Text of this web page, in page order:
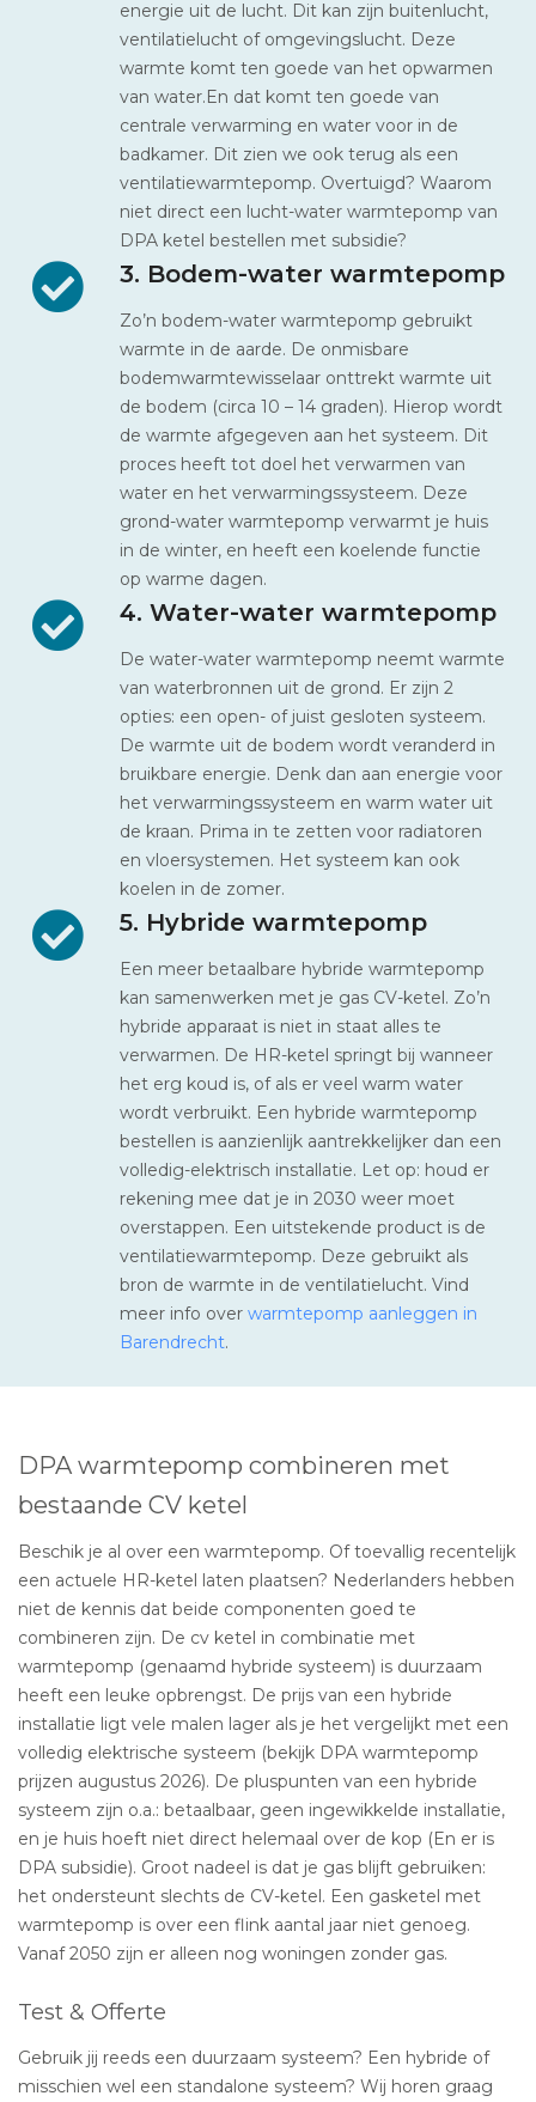
energie uit de lucht. Dit kan zijn buitenlucht,
ventilatielucht of omgevingslucht. Deze
warmte komt ten goede van het opwarmen
van water.En dat komt ten goede van
centrale verwarming en water voor in de
badkamer. Dit zien we ook terug als een
ventilatiewarmtepomp. Overtuigd? Waarom
niet direct een lucht-water warmtepomp van
DPA ketel bestellen met subsidie?
3. Bodem-water warmtepomp
Zo’n bodem-water warmtepomp gebruikt
warmte in de aarde. De onmisbare
bodemwarmtewisselaar onttrekt warmte uit
de bodem (circa 10 – 14 graden). Hierop wordt
de warmte afgegeven aan het systeem. Dit
proces heeft tot doel het verwarmen van
water en het verwarmingssysteem. Deze
grond-water warmtepomp verwarmt je huis
in de winter, en heeft een koelende functie
op warme dagen.
4. Water-water warmtepomp
De water-water warmtepomp neemt warmte
van waterbronnen uit de grond. Er zijn 2
opties: een open- of juist gesloten systeem.
De warmte uit de bodem wordt veranderd in
bruikbare energie. Denk dan aan energie voor
het verwarmingssysteem en warm water uit
de kraan. Prima in te zetten voor radiatoren
en vloersystemen. Het systeem kan ook
koelen in de zomer.
5. Hybride warmtepomp
Een meer betaalbare hybride warmtepomp
kan samenwerken met je gas CV-ketel. Zo’n
hybride apparaat is niet in staat alles te
verwarmen. De HR-ketel springt bij wanneer
het erg koud is, of als er veel warm water
wordt verbruikt. Een hybride warmtepomp
bestellen is aanzienlijk aantrekkelijker dan een
volledig-elektrisch installatie. Let op: houd er
rekening mee dat je in 2030 weer moet
overstappen. Een uitstekende product is de
ventilatiewarmtepomp. Deze gebruikt als
bron de warmte in de ventilatielucht. Vind
meer info over warmtepomp aanleggen in
Barendrecht.
DPA warmtepomp combineren met
bestaande CV ketel
Beschik je al over een warmtepomp. Of toevallig recentelijk
een actuele HR-ketel laten plaatsen? Nederlanders hebben
niet de kennis dat beide componenten goed te
combineren zijn. De cv ketel in combinatie met
warmtepomp (genaamd hybride systeem) is duurzaam
heeft een leuke opbrengst. De prijs van een hybride
installatie ligt vele malen lager als je het vergelijkt met een
volledig elektrische systeem (bekijk DPA warmtepomp
prijzen augustus 2026). De pluspunten van een hybride
systeem zijn o.a.: betaalbaar, geen ingewikkelde installatie,
en je huis hoeft niet direct helemaal over de kop (En er is
DPA subsidie). Groot nadeel is dat je gas blijft gebruiken:
het ondersteunt slechts de CV-ketel. Een gasketel met
warmtepomp is over een flink aantal jaar niet genoeg.
Vanaf 2050 zijn er alleen nog woningen zonder gas.
Test & Offerte
Gebruik jij reeds een duurzaam systeem? Een hybride of
misschien wel een standalone systeem? Wij horen graag